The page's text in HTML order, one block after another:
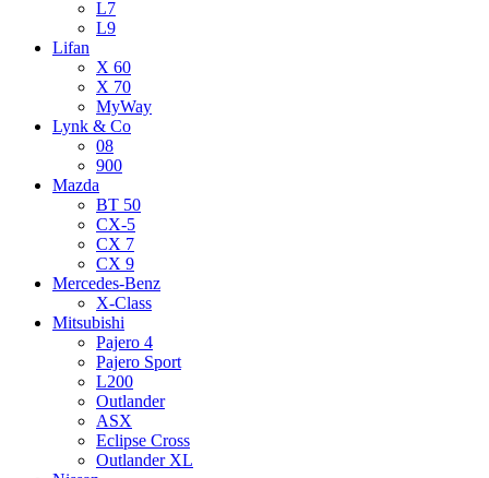
L7
L9
Lifan
X 60
X 70
MyWay
Lynk & Co
08
900
Mazda
BT 50
CX-5
CX 7
CX 9
Mercedes-Benz
X-Class
Mitsubishi
Pajero 4
Pajero Sport
L200
Outlander
ASX
Eclipse Cross
Outlander XL